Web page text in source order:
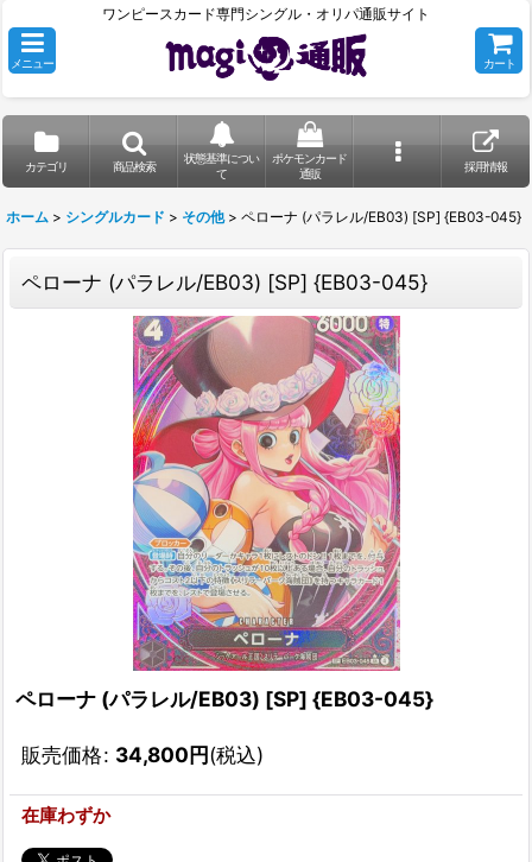
ワンピースカード専門シングル・オリパ通販サイト
メニュー カート
カテゴリ 商品検索
状態基準につい
て
ポケモンカード
通販
採用情報
ホーム > シングルカード > その他 > ペローナ (パラレル/EB03) [SP] {EB03-045}
ペローナ (パラレル/EB03) [SP] {EB03-045}
ペローナ (パラレル/EB03) [SP] {EB03-045}
販売価格: 34,800円(税込)
在庫わずか